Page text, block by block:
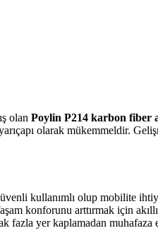
olan Poylin P214 karbon fiber
olarak mükemmeldir.
kullanımlı olup mobilite
konforunu arttırmak için
fazla yer kaplamadan muhafaza